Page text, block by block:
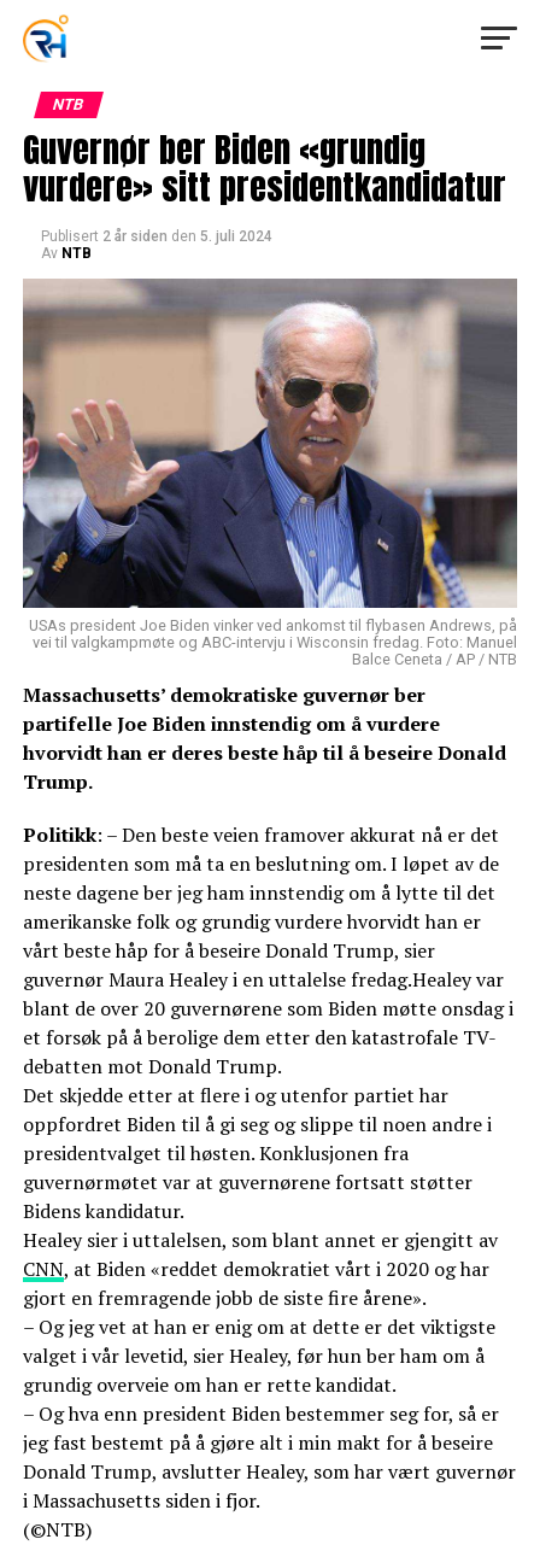
NTB
Guvernør ber Biden «grundig
vurdere» sitt presidentkandidatur
Publisert 2 år siden den 5. juli 2024
Av NTB
USAs president Joe Biden vinker ved ankomst til flybasen Andrews, på
vei til valgkampmøte og ABC-intervju i Wisconsin fredag. Foto: Manuel
Balce Ceneta / AP / NTB
Massachusetts’ demokratiske guvernør ber
partifelle Joe Biden innstendig om å vurdere
hvorvidt han er deres beste håp til å beseire Donald
Trump.
Politikk: – Den beste veien framover akkurat nå er det
presidenten som må ta en beslutning om. I løpet av de
neste dagene ber jeg ham innstendig om å lytte til det
amerikanske folk og grundig vurdere hvorvidt han er
vårt beste håp for å beseire Donald Trump, sier
guvernør Maura Healey i en uttalelse fredag.Healey var
blant de over 20 guvernørene som Biden møtte onsdag i
et forsøk på å berolige dem etter den katastrofale TV-
debatten mot Donald Trump.
Det skjedde etter at flere i og utenfor partiet har
oppfordret Biden til å gi seg og slippe til noen andre i
presidentvalget til høsten. Konklusjonen fra
guvernørmøtet var at guvernørene fortsatt støtter
Bidens kandidatur.
Healey sier i uttalelsen, som blant annet er gjengitt av
CNN, at Biden «reddet demokratiet vårt i 2020 og har
gjort en fremragende jobb de siste fire årene».
– Og jeg vet at han er enig om at dette er det viktigste
valget i vår levetid, sier Healey, før hun ber ham om å
grundig overveie om han er rette kandidat.
– Og hva enn president Biden bestemmer seg for, så er
jeg fast bestemt på å gjøre alt i min makt for å beseire
Donald Trump, avslutter Healey, som har vært guvernør
i Massachusetts siden i fjor.
(©NTB)